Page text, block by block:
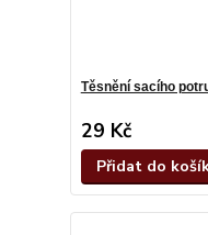
Těsnění sacího
29 Kč
Přidat do